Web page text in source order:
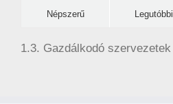
Népszerű Legutóbbi
1.3. Gazdálkodó szervezetek